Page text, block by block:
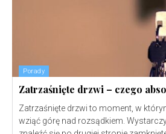
Porady
Zatrzaśnięte drzwi – czego
Zatrzaśnięte drzwi to moment, w
wziąć górę nad rozsądkiem.